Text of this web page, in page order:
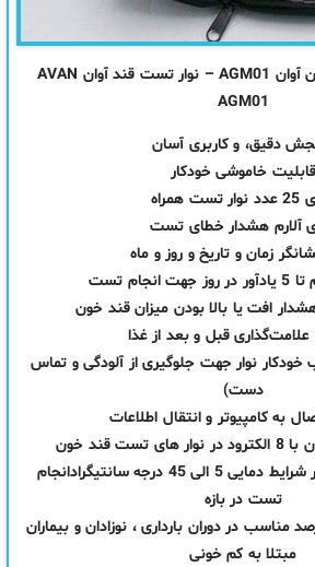
دستگاه تست قند خون آوان AGM01 – نوار تست قند آوان AVAN
AGM01
دقیق، و کاربری آسان
قابلیت خاموشی خودکار
همراه
آلارم هشدار خطای تست
زمان و تاریخ و روز و ماه
تست
افت یا بالا بودن میزان قند خون
علامت‌گذاری قبل و بعد از غذا
خودکار نوار جهت جلوگیری از آلودگی و تماس
دست)
به کامپیوتر و انتقال اطلاعات
قند خون
قابلیت انجام تست در شرایط دمایی 5 الی 45 درجه سانتیگرادانجام
تست در بازه
20 تا 70 درصد مناسب در دوران بارداری ، نوزادان و بیماران
مبتلا به کم خونی